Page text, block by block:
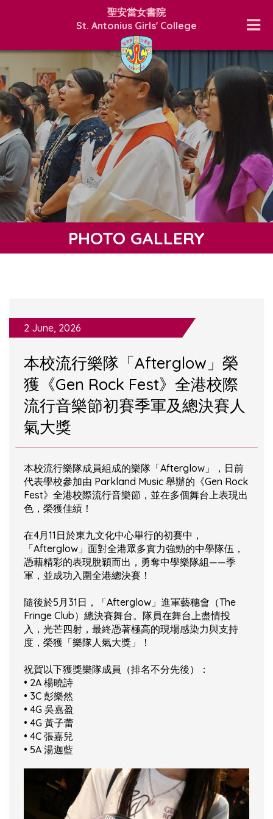
聖安當女書院
St. Antonius Girls' College
PHOTO GALLERY
2 June, 2026
本校流行樂隊「Afterglow」榮
獲《Gen Rock Fest》全港校際
流行音樂節初賽季軍及總決賽人
氣大獎
本校流行樂隊成員組成的樂隊「Afterglow」，日前
代表學校參加由 Parkland Music 舉辦的《Gen Rock
Fest》全港校際流行音樂節，並在多個舞台上表現出
色，榮獲佳績！
在4月11日於東九文化中心舉行的初賽中，
「Afterglow」面對全港眾多實力強勁的中學隊伍，
憑藉精彩的表現脫穎而出，勇奪中學樂隊組——季
軍，並成功入圍全港總決賽！
隨後於5月31日，「Afterglow」進軍藝穗會（The
Fringe Club）總決賽舞台。隊員在舞台上盡情投
入，光芒四射，最終憑著極高的現場感染力與支持
度，榮獲「樂隊人氣大獎」！
祝賀以下獲獎樂隊成員（排名不分先後）：
• 2A 楊曉詩
• 3C 彭樂然
• 4G 吳嘉盈
• 4G 黃子蕾
• 4C 張嘉兒
• 5A 湯迦藍